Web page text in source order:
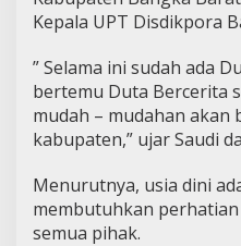
Kepala UPT Disdikpora
” Selama ini sudah ada
bertemu Duta Bercerita
mudah – mudahan
kabupaten,” ujar Saudi
Menurutnya, usia dini
membutuhkan
semua pihak.